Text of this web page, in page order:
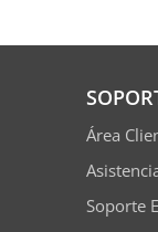
Área
Soporte